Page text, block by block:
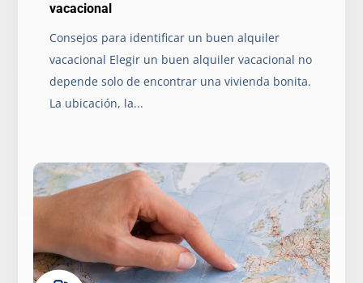
vacacional
Consejos para identificar un buen alquiler
vacacional Elegir un buen alquiler vacacional no
depende solo de encontrar una vivienda bonita.
La ubicación, la...